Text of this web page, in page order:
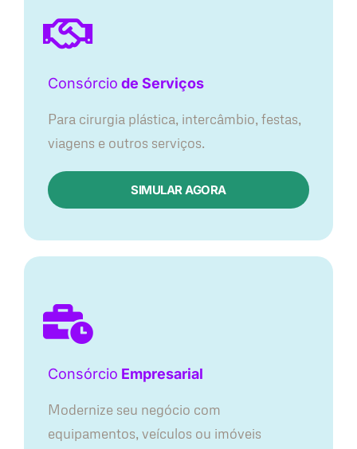
Consórcio de Serviços
Para cirurgia plástica, intercâmbio, festas,
viagens e outros serviços.
SIMULAR AGORA
Consórcio Empresarial
Modernize seu negócio com
equipamentos, veículos ou imóveis